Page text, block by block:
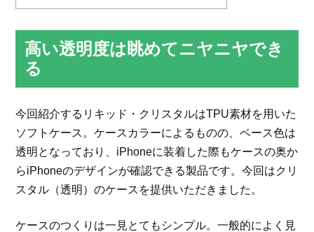
高い透明度は眺めてニヤニヤでき
る
今回紹介するリキッド・クリスタルはTPU素材を用いた
ソフトケース。ケースカラーによるものの、ベース色は
透明となっており、iPhoneに装着した際もケースの奥か
らiPhoneのデザインが確認できる製品です。今回はクリ
スタル（透明）のケースを提供いただきました。
ケースのつくりは一見とてもシンプル。一般的によく見